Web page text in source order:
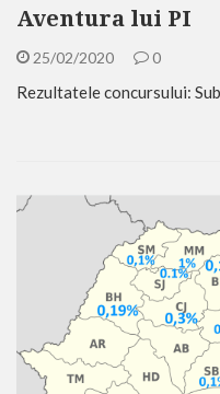
Aventura lui PI
25/02/2020 0
Rezultatele concursului: